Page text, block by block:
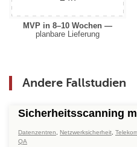
MVP in 8–10 Wochen —
planbare Lieferung
Andere Fallstudien
Sicherheitsscanning
Datenzentren Netzwerksicherheit
QA